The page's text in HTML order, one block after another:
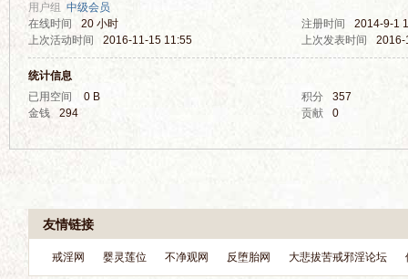
用户组 中级会员
在线时间
20 小时 注册时间
2014-9-1
上次活动时间
2016-11-15 11:55 上次发表时间 2016-
统计信息
已用空间
0 B 积分
357
金钱
294 贡献 0